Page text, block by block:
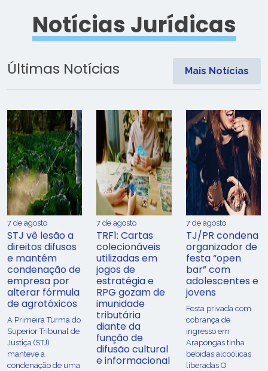
Notícias Jurídicas
Últimas Notícias Mais Notícias
7 de agosto
STJ vê lesão a
direitos difusos
e mantém
condenação de
empresa por
alterar fórmula
de agrotóxicos
​A Primeira Turma do
Superior Tribunal de
Justiça (STJ)
manteve a
condenação de uma
7 de agosto
TRF1: Cartas
colecionáveis
utilizadas em
jogos de
estratégia e
RPG gozam de
imunidade
tributária
diante da
função de
difusão cultural
e informacional
7 de agosto
TJ/PR condena
organizador de
festa “open
bar” com
adolescentes e
jovens
Festa privada com
cobrança de
ingresso em
Arapongas tinha
bebidas alcoólicas
liberadas O